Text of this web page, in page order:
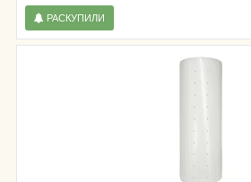
РАСКУПИЛИ